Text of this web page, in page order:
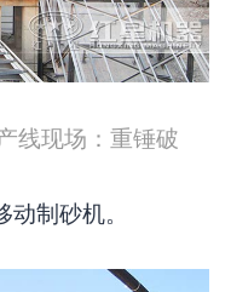
线现场：重锤破
制砂机。